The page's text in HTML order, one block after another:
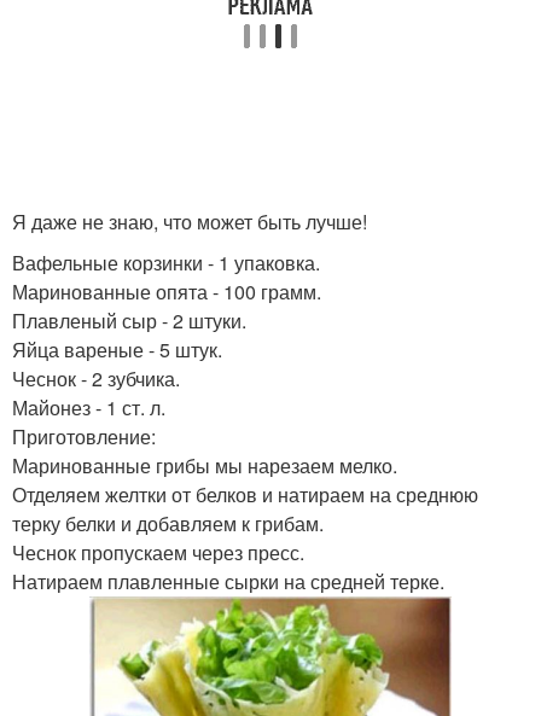
Я даже не знаю, что может быть лучше!
Вафельные корзинки - 1 упаковка.
Маринованные опята - 100 грамм.
Плавленый сыр - 2 штуки.
Яйца вареные - 5 штук.
Чеснок - 2 зубчика.
Майонез - 1 ст. л.
Приготовление:
Маринованные грибы мы нарезаем мелко.
Отделяем желтки от белков и натираем на среднюю
терку белки и добавляем к грибам.
Чеснок пропускаем через пресс.
Натираем плавленные сырки на средней терке.